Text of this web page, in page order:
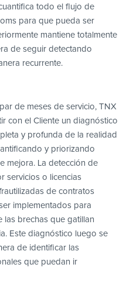
todo el flujo de
para que pueda ser
mantiene totalmente
de seguir detectando
recurrente.
de meses de servicio, TNX
con el Cliente un diagnóstico
y profunda de la realidad
y priorizando
mejora. La detección de
servicios o licencias
de contratos
implementados para
las brechas que gatillan
Este diagnóstico luego se
de identificar las
que puedan ir